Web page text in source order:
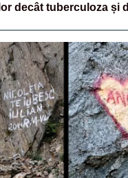
decât tuberculoza și